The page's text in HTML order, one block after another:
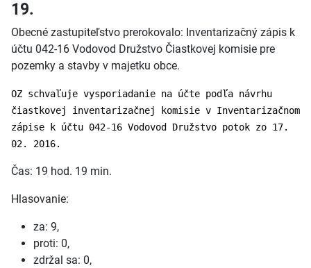
19.
Obecné zastupiteľstvo prerokovalo: Inventarizačný zápis k
účtu 042-16 Vodovod Družstvo Čiastkovej komisie pre
pozemky a stavby v majetku obce.
OZ schvaľuje vysporiadanie na účte podľa návrhu
čiastkovej inventarizačnej komisie v Inventarizačnom
zápise k účtu 042-16 Vodovod Družstvo potok zo 17.
02. 2016.
Čas: 19 hod. 19 min.
Hlasovanie:
za: 9,
proti: 0,
zdržal sa: 0,